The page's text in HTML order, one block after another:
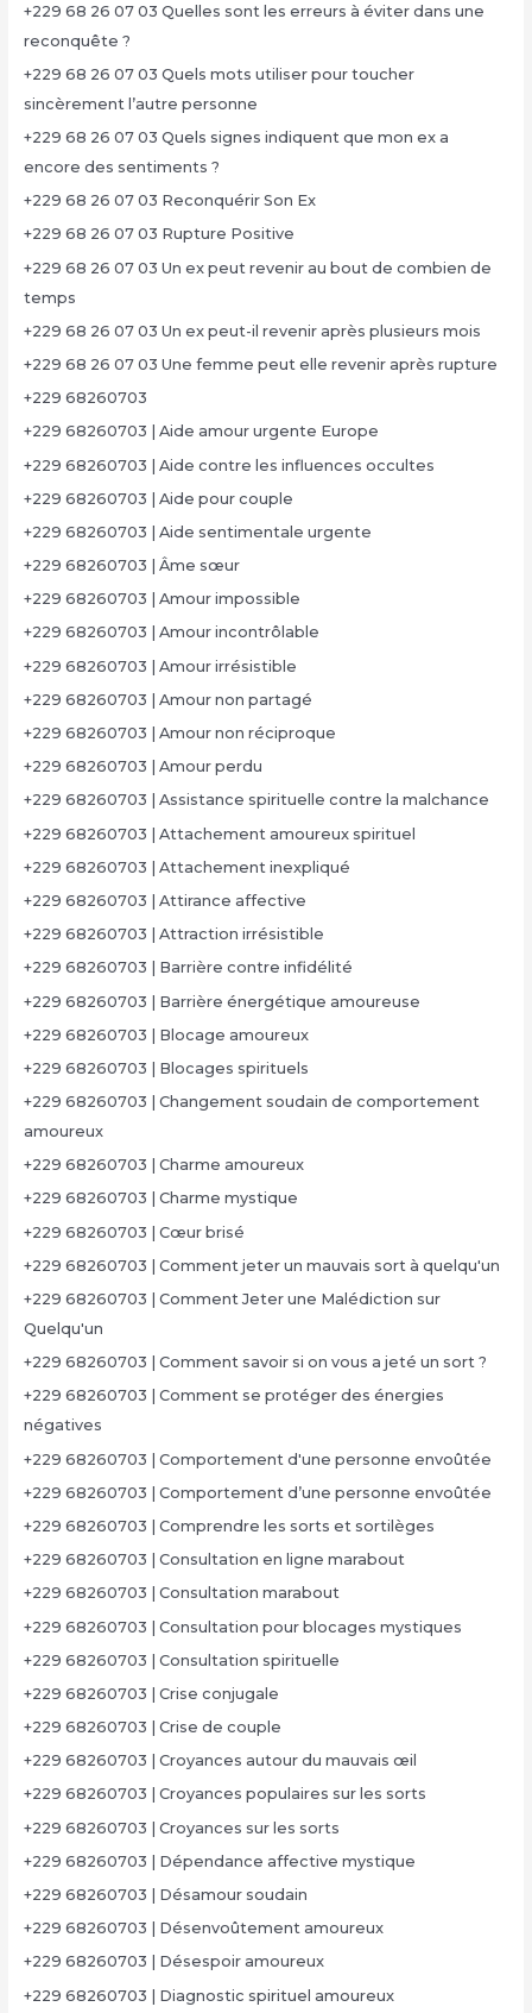
+229 68 26 07 03 Quelles sont les erreurs à éviter dans une
reconquête ?
+229 68 26 07 03 Quels mots utiliser pour toucher
sincèrement l’autre personne
+229 68 26 07 03 Quels signes indiquent que mon ex a
encore des sentiments ?
+229 68 26 07 03 Reconquérir Son Ex
+229 68 26 07 03 Rupture Positive
+229 68 26 07 03 Un ex peut revenir au bout de combien de
temps
+229 68 26 07 03 Un ex peut-il revenir après plusieurs mois
+229 68 26 07 03 Une femme peut elle revenir après rupture
+229 68260703
+229 68260703 | Aide amour urgente Europe
+229 68260703 | Aide contre les influences occultes
+229 68260703 | Aide pour couple
+229 68260703 | Aide sentimentale urgente
+229 68260703 | Âme sœur
+229 68260703 | Amour impossible
+229 68260703 | Amour incontrôlable
+229 68260703 | Amour irrésistible
+229 68260703 | Amour non partagé
+229 68260703 | Amour non réciproque
+229 68260703 | Amour perdu
+229 68260703 | Assistance spirituelle contre la malchance
+229 68260703 | Attachement amoureux spirituel
+229 68260703 | Attachement inexpliqué
+229 68260703 | Attirance affective
+229 68260703 | Attraction irrésistible
+229 68260703 | Barrière contre infidélité
+229 68260703 | Barrière énergétique amoureuse
+229 68260703 | Blocage amoureux
+229 68260703 | Blocages spirituels
+229 68260703 | Changement soudain de comportement
amoureux
+229 68260703 | Charme amoureux
+229 68260703 | Charme mystique
+229 68260703 | Cœur brisé
+229 68260703 | Comment jeter un mauvais sort à quelqu'un
+229 68260703 | Comment Jeter une Malédiction sur
Quelqu'un
+229 68260703 | Comment savoir si on vous a jeté un sort ?
+229 68260703 | Comment se protéger des énergies
négatives
+229 68260703 | Comportement d'une personne envoûtée
+229 68260703 | Comportement d’une personne envoûtée
+229 68260703 | Comprendre les sorts et sortilèges
+229 68260703 | Consultation en ligne marabout
+229 68260703 | Consultation marabout
+229 68260703 | Consultation pour blocages mystiques
+229 68260703 | Consultation spirituelle
+229 68260703 | Crise conjugale
+229 68260703 | Crise de couple
+229 68260703 | Croyances autour du mauvais œil
+229 68260703 | Croyances populaires sur les sorts
+229 68260703 | Croyances sur les sorts
+229 68260703 | Dépendance affective mystique
+229 68260703 | Désamour soudain
+229 68260703 | Désenvoûtement amoureux
+229 68260703 | Désespoir amoureux
+229 68260703 | Diagnostic spirituel amoureux